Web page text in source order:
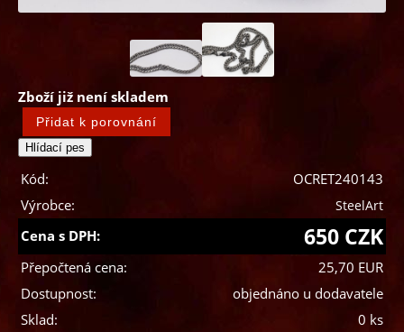
Zboží již není skladem
Kód:
OCRET240143
Výrobce:
SteelArt
Cena s DPH: 650 CZK
Přepočtená cena:
25,70 EUR
Dostupnost:
objednáno u dodavatele
Sklad:
0 ks